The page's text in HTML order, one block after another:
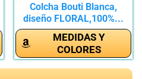
Colcha Bouti Blanca,
diseño FLORAL,100%...
MEDIDAS Y
COLORES